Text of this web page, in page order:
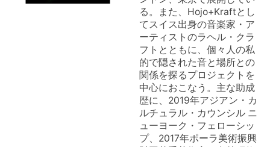
る。また、Hojo+Kraftとし
てスイス出身の音楽家・ア
ーティストのラヘル・クラ
フトとともに、個々人の私
的で隠された音と場所との
関係を探るプロジェクトを
中心におこなう。主な助成
歴に、2019年アジアン・カ
ルチュラル・カウンシル ニ
ューヨーク・フェローシッ
プ、2017年ポーラ美術振興